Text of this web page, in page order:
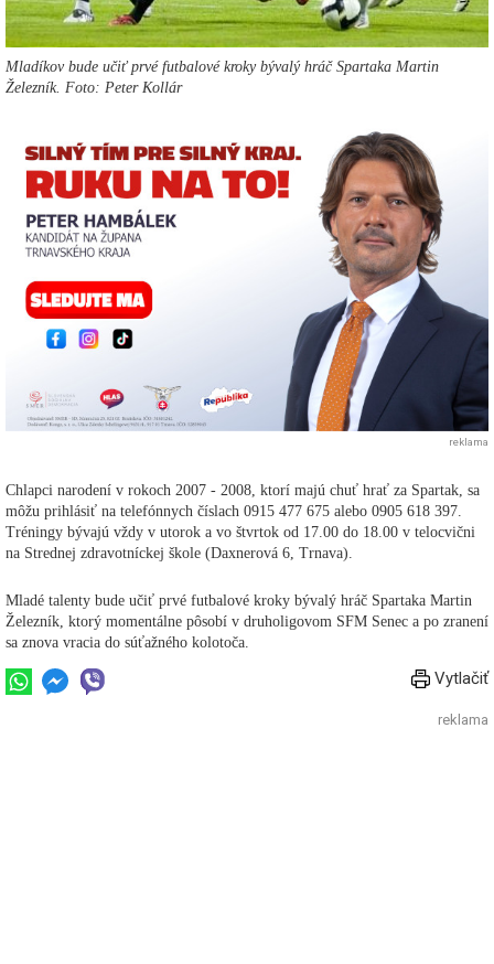
Mladíkov bude učiť prvé futbalové kroky bývalý hráč Spartaka Martin
Železník. Foto: Peter Kollár
reklama
Chlapci narodení v rokoch 2007 - 2008, ktorí majú chuť hrať za Spartak, sa
môžu prihlásiť na telefónnych číslach 0915 477 675 alebo 0905 618 397.
Tréningy bývajú vždy v utorok a vo štvrtok od 17.00 do 18.00 v telocvični
na Strednej zdravotníckej škole (Daxnerová 6, Trnava).
Mladé talenty bude učiť prvé futbalové kroky bývalý hráč Spartaka Martin
Železník, ktorý momentálne pôsobí v druholigovom SFM Senec a po zranení
sa znova vracia do súťažného kolotoča.
Vytlačiť
reklama